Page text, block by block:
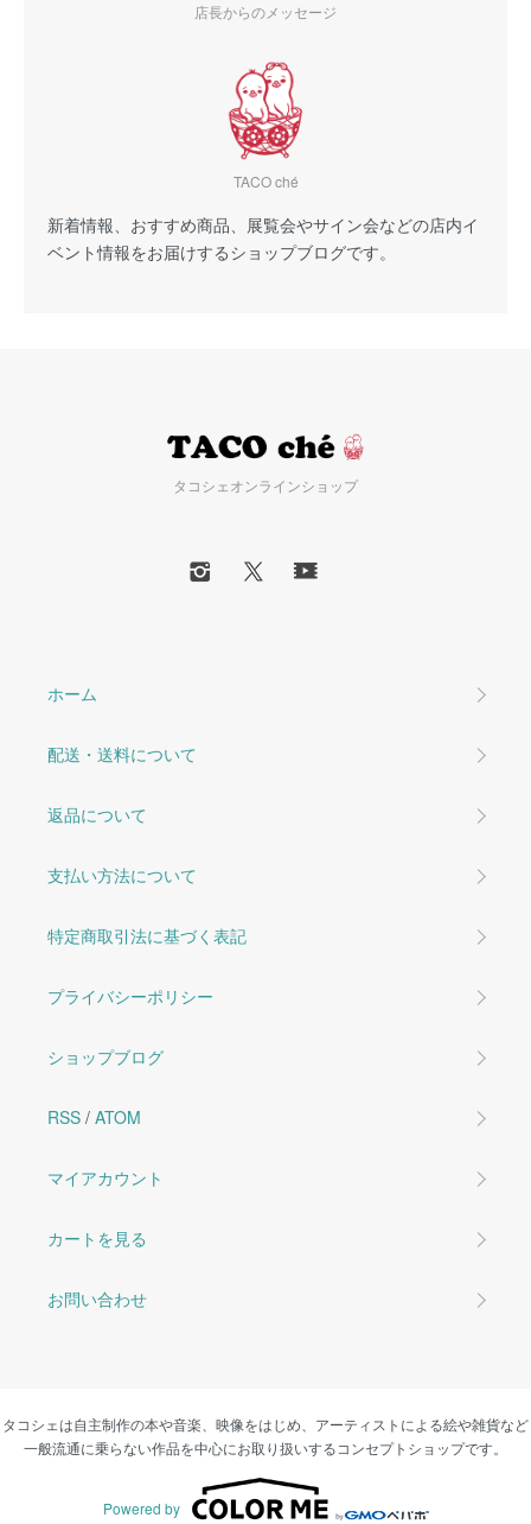
店長からのメッセージ
TACO ché
新着情報、おすすめ商品、展覧会やサイン会などの店内イ
ベント情報をお届けするショップブログです。
タコシェオンラインショップ
ホーム
配送・送料について
返品について
支払い方法について
特定商取引法に基づく表記
プライバシーポリシー
ショップブログ
RSS / ATOM
マイアカウント
カートを見る
お問い合わせ
タコシェは自主制作の本や音楽、映像をはじめ、アーティストによる絵や雑貨など
一般流通に乗らない作品を中心にお取り扱いするコンセプトショップです。
Powered by